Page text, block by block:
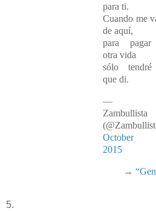
para ti.
Cuando me
de aquí,
para
otra vida
sólo
que di.
—
Zambullista
October
2015
→
5.